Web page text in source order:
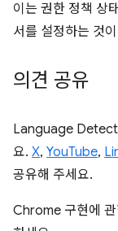
이는 권한 정책 상
서를 설정하는 것
의견 공유
Language
요. X, YouTube,
공유해 주세요.
Chrome 구현에